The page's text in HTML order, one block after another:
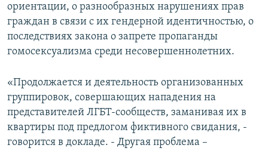
ориентации, о разнообразных нарушениях прав
граждан в связи с их гендерной идентичностью, о
последствиях закона о запрете пропаганды
гомосексуализма среди несовершеннолетних.
«Продолжается и деятельность организованных
группировок, совершающих нападения на
представителей ЛГБТ-сообществ, заманивая их в
квартиры под предлогом фиктивного свидания, -
говорится в докладе. - Другая проблема –